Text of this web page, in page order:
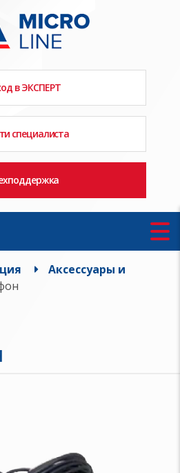
в ЭКСПЕРТ
специалиста
Аксессуары и